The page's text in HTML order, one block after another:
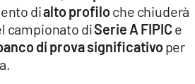
dialto profiloche chiuderà
campionato diSerie A FIPIC e
di prova significativoper